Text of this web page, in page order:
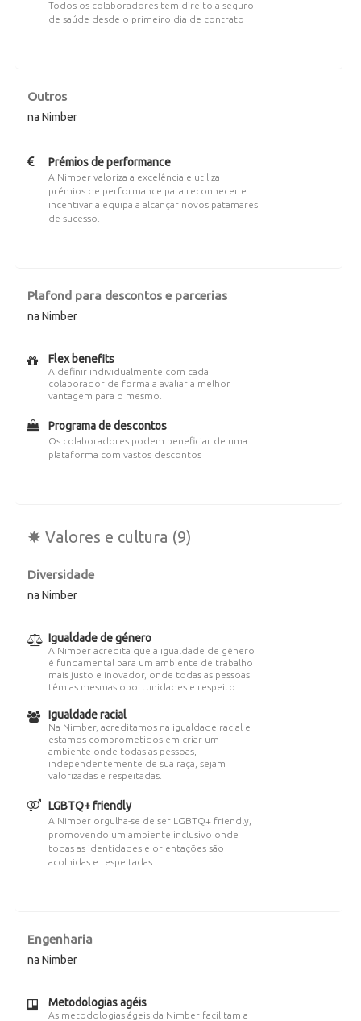
Todos os colaboradores tem direito a seguro
de saúde desde o primeiro dia de contrato
Outros
na Nimber
Prémios de performance
A Nimber valoriza a excelência e utiliza
prémios de performance para reconhecer e
incentivar a equipa a alcançar novos patamares
de sucesso.
Plafond para descontos e parcerias
na Nimber
Flex benefits
A definir individualmente com cada
colaborador de forma a avaliar a melhor
vantagem para o mesmo.
Programa de descontos
Os colaboradores podem beneficiar de uma
plataforma com vastos descontos
✸ Valores e cultura (9)
Diversidade
na Nimber
Igualdade de género
A Nimber acredita que a igualdade de gênero
é fundamental para um ambiente de trabalho
mais justo e inovador, onde todas as pessoas
têm as mesmas oportunidades e respeito
Igualdade racial
Na Nimber, acreditamos na igualdade racial e
estamos comprometidos em criar um
ambiente onde todas as pessoas,
independentemente de sua raça, sejam
valorizadas e respeitadas.
LGBTQ+ friendly
A Nimber orgulha-se de ser LGBTQ+ friendly,
promovendo um ambiente inclusivo onde
todas as identidades e orientações são
acolhidas e respeitadas.
Engenharia
na Nimber
Metodologias agéis
As metodologias ágeis da Nimber facilitam a